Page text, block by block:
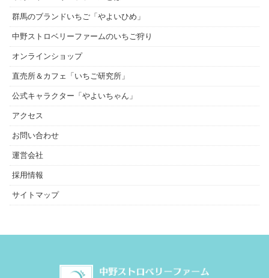
群馬のブランドいちご「やよいひめ」
中野ストロベリーファームのいちご狩り
オンラインショップ
直売所＆カフェ「いちご研究所」
公式キャラクター「やよいちゃん」
アクセス
お問い合わせ
運営会社
採用情報
サイトマップ